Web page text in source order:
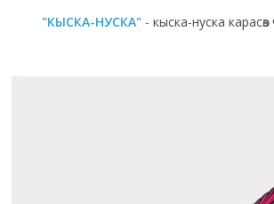
"КЫСКА-НУСКА" - кыска-нуска